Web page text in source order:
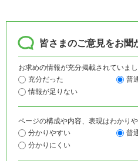
皆さまのご意見をお聞
お求めの情報が充分掲載されていま
充分だった
普
情報が足りない
ページの構成や内容、表現はわかり
分かりやすい
普
分かりにくい